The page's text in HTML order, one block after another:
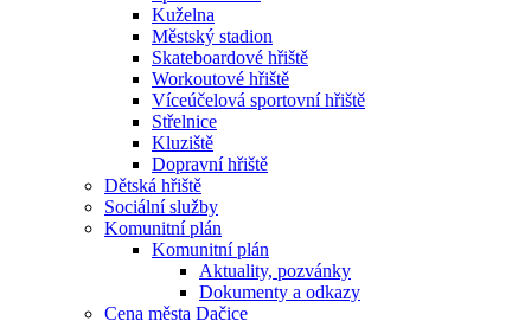
Kuželna
Městský stadion
Skateboardové hřiště
Workoutové hřiště
Víceúčelová sportovní hřiště
Střelnice
Kluziště
Dopravní hřiště
Dětská hřiště
Sociální služby
Komunitní plán
Komunitní plán
Aktuality, pozvánky
Dokumenty a odkazy
Cena města Dačice